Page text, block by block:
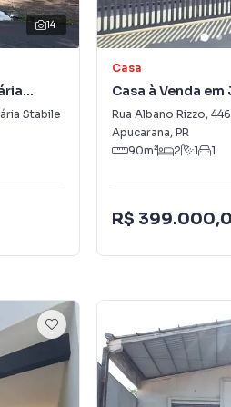
14
Stabile
Casa
Casa à Venda
Rua Albano Rizzo, 446
Apucarana, PR
90m² 2 1 1
R$